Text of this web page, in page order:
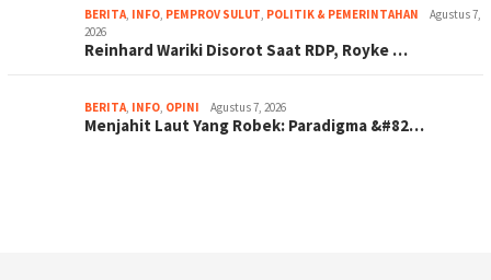
BERITA, INFO, PEMPROV SULUT, POLITIK & PEMERINTAHAN
Agustus 7,
2026
Reinhard Wariki Disorot Saat RDP, Royke …
BERITA, INFO, OPINI Agustus 7, 2026
Menjahit Laut Yang Robek: Paradigma &#82…